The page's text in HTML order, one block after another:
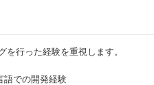
行った経験を重視します。
語での開発経験